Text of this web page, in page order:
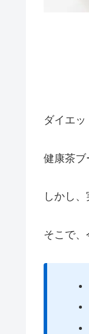
ダイエ
健康茶ブ
しかし
そこで、